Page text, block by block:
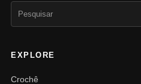
EXPLORE
Crochê